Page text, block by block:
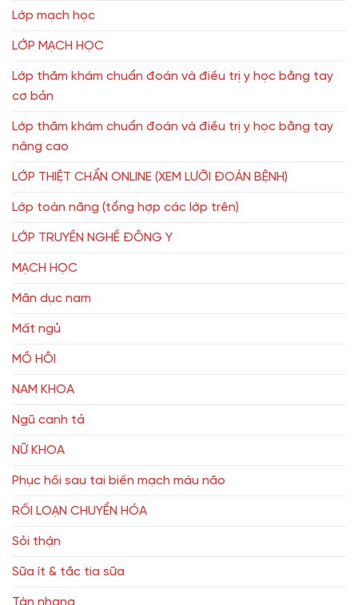
Lớp mạch học
LỚP MẠCH HỌC
Lớp thăm khám chuẩn đoán và điều trị y học bằng tay
cơ bản
Lớp thăm khám chuẩn đoán và điều trị y học bằng tay
nâng cao
LỚP THIỆT CHẨN ONLINE (XEM LƯỠI ĐOÁN BỆNH)
Lớp toàn năng (tổng hợp các lớp trên)
LỚP TRUYỀN NGHỀ ĐÔNG Y
MẠCH HỌC
Mãn dục nam
Mất ngủ
MỒ HÔI
NAM KHOA
Ngũ canh tả
NỮ KHOA
Phục hồi sau tai biến mạch máu não
RỐI LOẠN CHUYỂN HÓA
Sỏi thận
Sữa ít & tắc tia sữa